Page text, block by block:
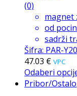
(0)
magnet
od
sadrži
Šifra: PAR-
47.03 € VPC
Odaberi
Pribor/Ostalo